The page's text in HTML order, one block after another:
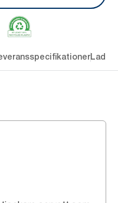
Ladda